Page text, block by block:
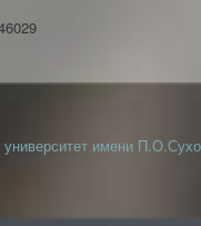
университет имени